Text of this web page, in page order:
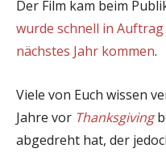
Der Film kam beim
wurde schnell in
nächstes Jahr kommen.
Viele von Euch wissen
Jahre vor Thanksgiving
abgedreht hat, der